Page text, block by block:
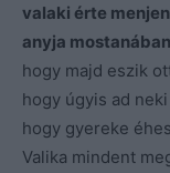
valaki érte
anyja
hogy majd eszik
hogy úgyis ad
hogy gyereke
Valika mindent